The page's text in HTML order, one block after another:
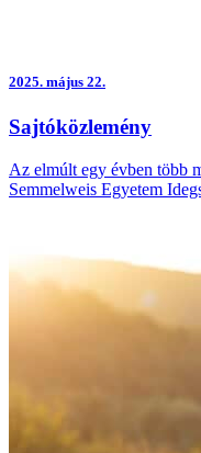
2025. május 22.
Sajtóközlemény
Az elmúlt egy évben több
Semmelweis Egyetem